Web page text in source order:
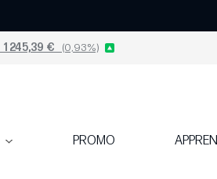
1 245,39 € (0,93%)
PROMO